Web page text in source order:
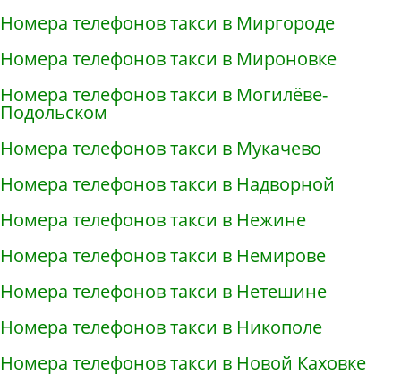
Номера телефонов такси в Миргороде
Номера телефонов такси в Мироновке
Номера телефонов такси в Могилёве-
Подольском
Номера телефонов такси в Мукачево
Номера телефонов такси в Надворной
Номера телефонов такси в Нежине
Номера телефонов такси в Немирове
Номера телефонов такси в Нетешине
Номера телефонов такси в Никополе
Номера телефонов такси в Новой Каховке